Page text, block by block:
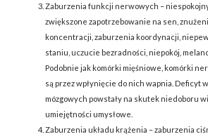
Zaburzenia funkcji nerwowych –
zwiększone zapotrzebowanie na sen,
koncentracji, zaburzenia koordynacji,
staniu, uczucie bezradności, niepokój,
Podobnie jak komórki mięśniowe, komórki
są przez wpłynięcie do nich wapnia. Deficyt
mózgowych powstały na skutek niedoboru
umiejętności umysłowe.
Zaburzenia układu krążenia – zaburzenia